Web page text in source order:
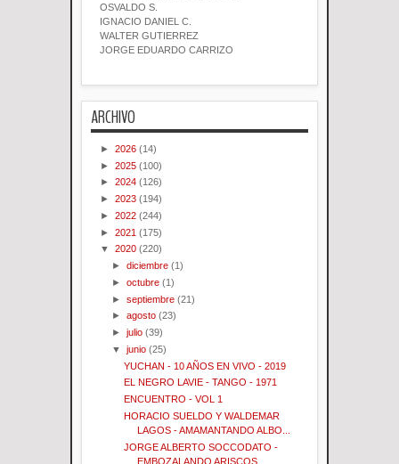
OSVALDO S.
IGNACIO DANIEL C.
WALTER GUTIERREZ
JORGE EDUARDO CARRIZO
ARCHIVO
► 2026 (14)
► 2025 (100)
► 2024 (126)
► 2023 (194)
► 2022 (244)
► 2021 (175)
▼ 2020 (220)
►diciembre (1)
►octubre (1)
►septiembre (21)
►agosto (23)
►julio (39)
▼junio (25)
YUCHAN - 10 AÑOS EN VIVO - 2019
EL NEGRO LAVIE - TANGO - 1971
ENCUENTRO - VOL 1
HORACIO SUELDO Y WALDEMAR
LAGOS - AMAMANTANDO ALBO...
JORGE ALBERTO SOCCODATO -
EMBOZALANDO ARISCOS